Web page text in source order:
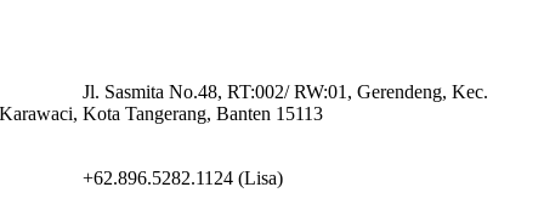
Jl. Sasmita No.48, RT:002/ RW:01, Gerendeng, Kec.
Karawaci, Kota Tangerang, Banten 15113
+62.896.5282.1124 (Lisa)